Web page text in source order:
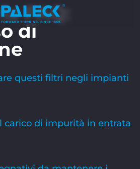
FAQ:
di
questi filtri negli impianti
carico di impurità in entrata